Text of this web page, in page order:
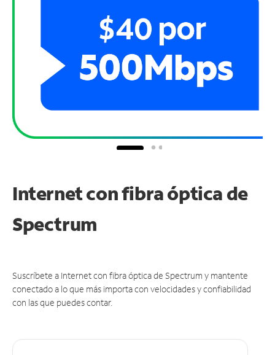
Internet con fibra óptica de
Spectrum
Suscríbete a Internet con fibra óptica de Spectrum y mantente
conectado a lo que más importa con velocidades y confiabilidad
con las que puedes contar.